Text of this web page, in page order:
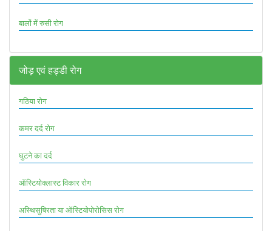
बालों में रुसी रोग
जोड़ एवं हड्डी रोग
गठिया रोग
कमर दर्द रोग
घुटने का दर्द
ऑस्टियोक्लास्ट विकार रोग
अस्थिसुषिरता या ऑस्टियोपोरोसिस रोग